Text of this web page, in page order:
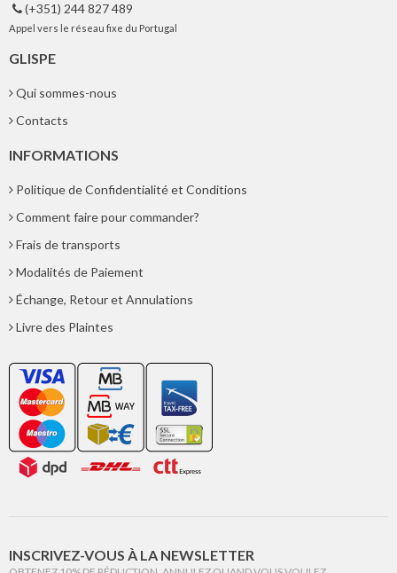
 (+351) 244 827 489
Appel vers le réseau fixe du Portugal
GLISPE
Qui sommes-nous
Contacts
INFORMATIONS
Politique de Confidentialité et Conditions
Comment faire pour commander?
Frais de transports
Modalités de Paiement
Échange, Retour et Annulations
Livre des Plaintes
INSCRIVEZ-VOUS À LA NEWSLETTER